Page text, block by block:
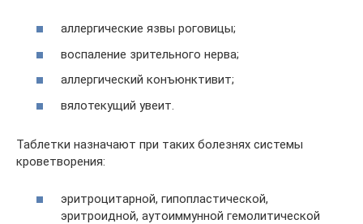
аллергические язвы роговицы;
воспаление зрительного нерва;
аллергический конъюнктивит;
вялотекущий увеит.
Таблетки назначают при таких болезнях системы
кроветворения:
эритроцитарной, гипопластической,
эритроидной, аутоиммунной гемолитической